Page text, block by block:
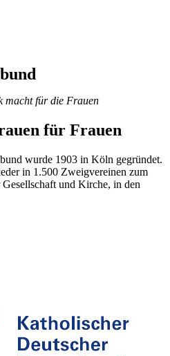
macht für die Frauen
für Frauen
wurde 1903 in Köln gegründet.
in 1.500 Zweigvereinen zum
und Kirche, in den